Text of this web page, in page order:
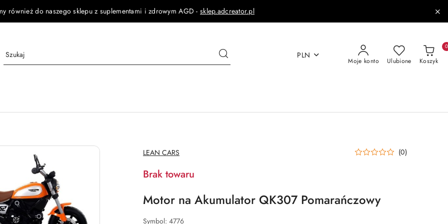
również do naszego sklepu z suplementami i zdrowym AGD - sklep.adcreator.pl
PLN
Moje konto Ulubione Koszyk
0
NAZWA
PRODUCENTA:
LEAN CARS (0)
Brak towaru
Motor na Akumulator QK307 Pomarańczowy
Symbol: 4776